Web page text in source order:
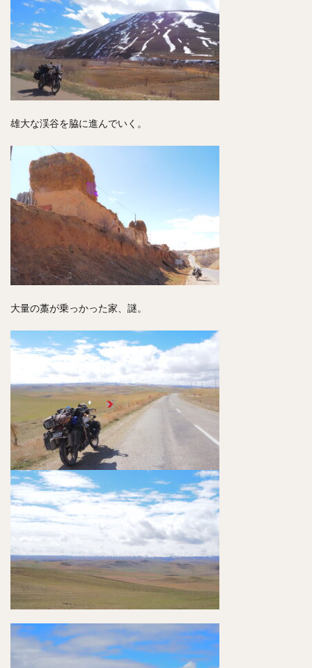
雄大な渓谷を脇に進んでいく。
大量の藁が乗っかった家、謎。